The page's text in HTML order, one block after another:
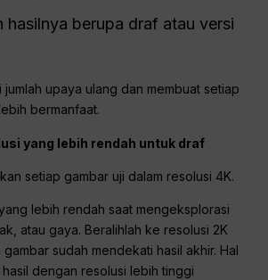
hasilnya berupa draf atau versi
jumlah upaya ulang dan membuat setiap
bermanfaat.
yang lebih rendah untuk draf
setiap gambar uji dalam resolusi 4K.
lebih rendah saat mengeksplorasi
atau gaya. Beralihlah ke resolusi 2K
sudah mendekati hasil akhir. Hal
dengan resolusi lebih tinggi